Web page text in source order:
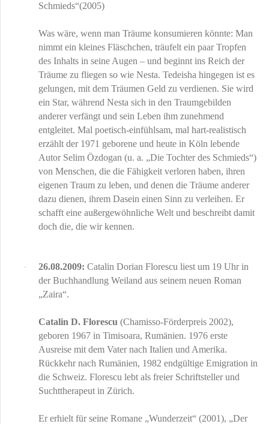
Schmieds“(2005)
Was wäre, wenn man Träume konsumieren könnte: Man
nimmt ein kleines Fläschchen, träufelt ein paar Tropfen
des Inhalts in seine Augen – und beginnt ins Reich der
Träume zu fliegen so wie Nesta. Tedeisha hingegen ist es
gelungen, mit dem Träumen Geld zu verdienen. Sie wird
ein Star, während Nesta sich in den Traumgebilden
anderer verfängt und sein Leben ihm zunehmend
entgleitet. Mal poetisch-einfühlsam, mal hart-realistisch
erzählt der 1971 geborene und heute in Köln lebende
Autor Selim Özdogan (u. a. „Die Tochter des Schmieds“)
von Menschen, die die Fähigkeit verloren haben, ihren
eigenen Traum zu leben, und denen die Träume anderer
dazu dienen, ihrem Dasein einen Sinn zu verleihen. Er
schafft eine außergewöhnliche Welt und beschreibt damit
doch die, die wir kennen.
· 26.08.2009: Catalin Dorian Florescu liest um 19 Uhr in
der Buchhandlung Weiland aus seinem neuen Roman
„Zaira“.
Catalin D. Florescu (Chamisso-Förderpreis 2002),
geboren 1967 in Timisoara, Rumänien. 1976 erste
Ausreise mit dem Vater nach Italien und Amerika.
Rückkehr nach Rumänien, 1982 endgültige Emigration in
die Schweiz. Florescu lebt als freier Schriftsteller und
Suchttherapeut in Zürich.
Er erhielt für seine Romane „Wunderzeit“ (2001), „Der